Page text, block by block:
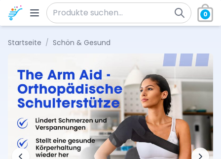
Zum Inhalt springen
Suche nach:
0
Startseite / Schön & Gesund